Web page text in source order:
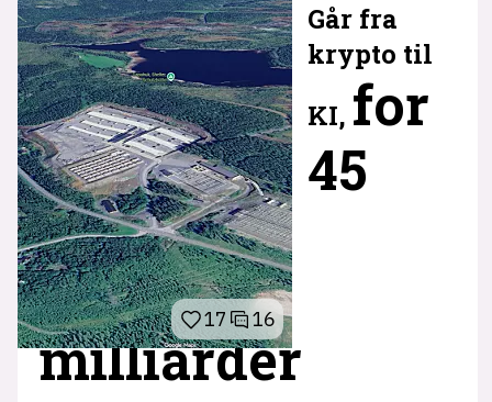
17 16
Går fra
krypto til
KI, for
45
milliarder